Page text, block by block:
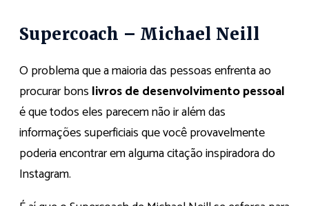
Supercoach – Michael Neill
O problema que a maioria das pessoas enfrenta ao
procurar bons livros de desenvolvimento pessoal
é que todos eles parecem não ir além das
informações superficiais que você provavelmente
poderia encontrar em alguma citação inspiradora do
Instagram.